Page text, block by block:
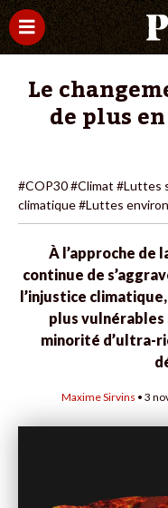
Le
de plus
#COP30#Climat #Luttes
climatique#Luttes
À l’approche de
continue de
l’injustice
plus vulnérables
minorité d’ultra-
Maxime Sirvins • 3